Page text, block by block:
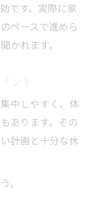
です。実際に家
ペースで進めら
かれます。
中しやすく、体
あります。その
計画と十分な休
。